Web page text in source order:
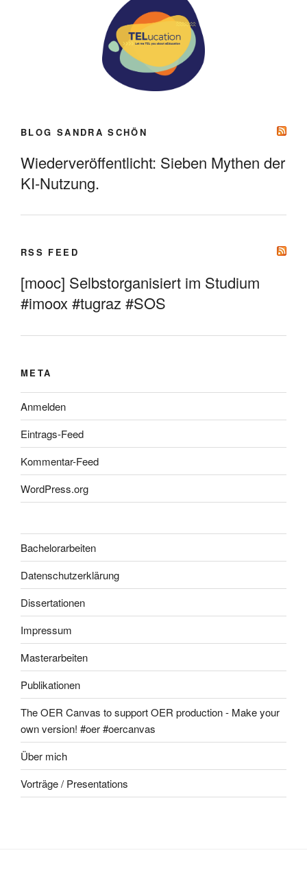
BLOG SANDRA SCHÖN
Wiederveröffentlicht: Sieben Mythen der
KI-Nutzung.
RSS FEED
[mooc] Selbstorganisiert im Studium
#imoox #tugraz #SOS
META
Anmelden
Eintrags-Feed
Kommentar-Feed
WordPress.org
Bachelorarbeiten
Datenschutzerklärung
Dissertationen
Impressum
Masterarbeiten
Publikationen
The OER Canvas to support OER production - Make your
own version! #oer #oercanvas
Über mich
Vorträge / Presentations